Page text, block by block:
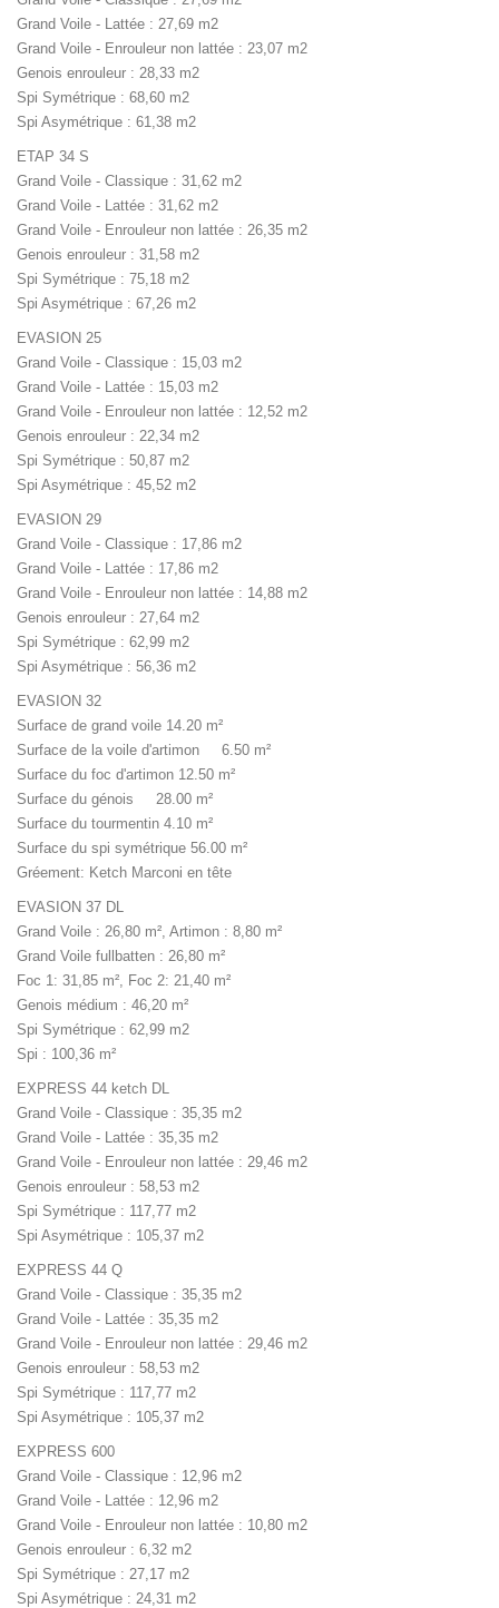
Grand Voile - Lattée : 27,69 m2
Grand Voile - Enrouleur non lattée : 23,07 m2
Genois enrouleur : 28,33 m2
Spi Symétrique : 68,60 m2
Spi Asymétrique : 61,38 m2
ETAP 34 S
Grand Voile - Classique : 31,62 m2
Grand Voile - Lattée : 31,62 m2
Grand Voile - Enrouleur non lattée : 26,35 m2
Genois enrouleur : 31,58 m2
Spi Symétrique : 75,18 m2
Spi Asymétrique : 67,26 m2
EVASION 25
Grand Voile - Classique : 15,03 m2
Grand Voile - Lattée : 15,03 m2
Grand Voile - Enrouleur non lattée : 12,52 m2
Genois enrouleur : 22,34 m2
Spi Symétrique : 50,87 m2
Spi Asymétrique : 45,52 m2
EVASION 29
Grand Voile - Classique : 17,86 m2
Grand Voile - Lattée : 17,86 m2
Grand Voile - Enrouleur non lattée : 14,88 m2
Genois enrouleur : 27,64 m2
Spi Symétrique : 62,99 m2
Spi Asymétrique : 56,36 m2
EVASION 32
Surface de grand voile 14.20 m²
Surface de la voile d'artimon 6.50 m²
Surface du foc d'artimon 12.50 m²
Surface du génois 28.00 m²
Surface du tourmentin 4.10 m²
Surface du spi symétrique 56.00 m²
Gréement: Ketch Marconi en tête
EVASION 37 DL
Grand Voile : 26,80 m², Artimon : 8,80 m²
Grand Voile fullbatten : 26,80 m²
Foc 1: 31,85 m², Foc 2: 21,40 m²
Genois médium : 46,20 m²
Spi Symétrique : 62,99 m2
Spi : 100,36 m²
EXPRESS 44 ketch DL
Grand Voile - Classique : 35,35 m2
Grand Voile - Lattée : 35,35 m2
Grand Voile - Enrouleur non lattée : 29,46 m2
Genois enrouleur : 58,53 m2
Spi Symétrique : 117,77 m2
Spi Asymétrique : 105,37 m2
EXPRESS 44 Q
Grand Voile - Classique : 35,35 m2
Grand Voile - Lattée : 35,35 m2
Grand Voile - Enrouleur non lattée : 29,46 m2
Genois enrouleur : 58,53 m2
Spi Symétrique : 117,77 m2
Spi Asymétrique : 105,37 m2
EXPRESS 600
Grand Voile - Classique : 12,96 m2
Grand Voile - Lattée : 12,96 m2
Grand Voile - Enrouleur non lattée : 10,80 m2
Genois enrouleur : 6,32 m2
Spi Symétrique : 27,17 m2
Spi Asymétrique : 24,31 m2